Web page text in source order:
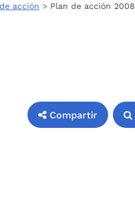
acción >Plan de acción 2008
Compartir